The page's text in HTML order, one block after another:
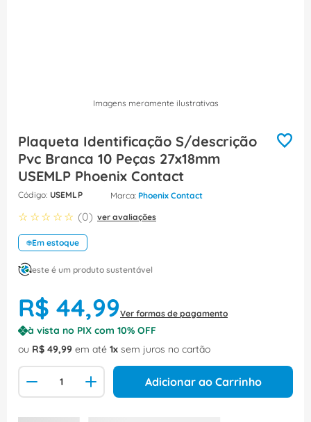
Imagens meramente ilustrativas
Plaqueta Identificação S/descrição
Pvc Branca 10 Peças 27x18mm
USEMLP Phoenix Contact
: USEMLP Phoenix Contact
☆ ☆ ☆ ☆ ☆ (0) ver avaliações
Em estoque
este é um produto sustentável
R$ 44,99Ver formas de pagamento
à vista no PIX com 10% OFF
ou R$ 49,99 em até 1 sem juros no cartão
Adicionar ao Carrinho